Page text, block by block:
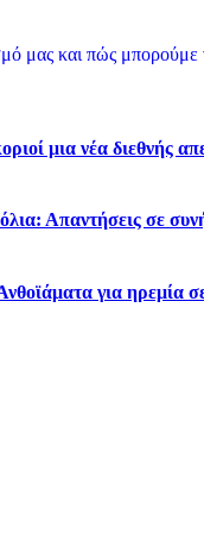
μια νέα διεθνής
Απαντήσεις σε
για ηρεμία